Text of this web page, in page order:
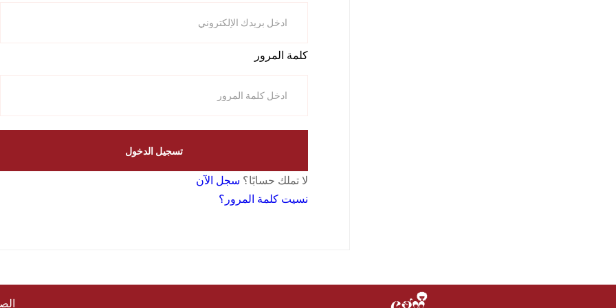
كلمة المرور
تسجيل الدخول
لا تملك حسابًا؟ سجل الآن
نسيت كلمة المرور؟